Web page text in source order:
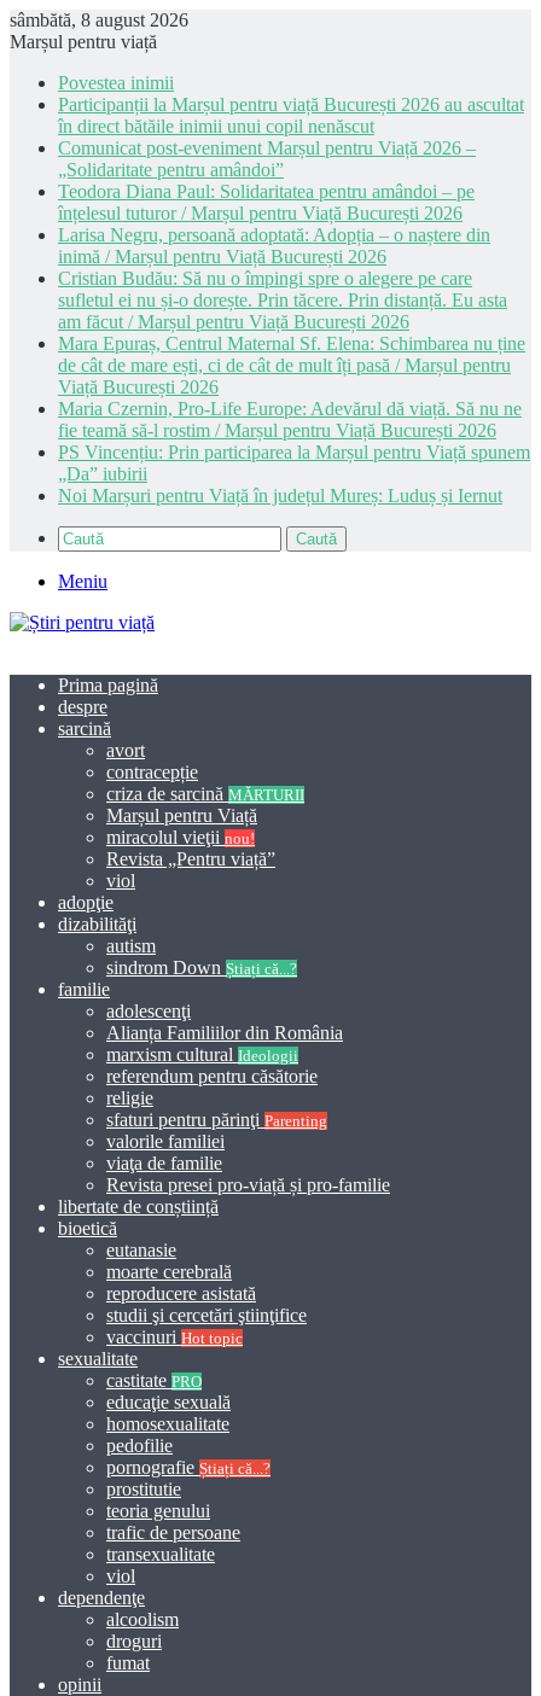
sâmbătă, 8 august 2026
Marșul pentru viață
Povestea inimii
Participanții la Marșul pentru viață București 2026 au ascultat
în direct bătăile inimii unui copil nenăscut
Comunicat post-eveniment Marșul pentru Viață 2026 –
„Solidaritate pentru amândoi”
Teodora Diana Paul: Solidaritatea pentru amândoi – pe
înțelesul tuturor / Marșul pentru Viață București 2026
Larisa Negru, persoană adoptată: Adopția – o naștere din
inimă / Marșul pentru Viață București 2026
Cristian Budău: Să nu o împingi spre o alegere pe care
sufletul ei nu și-o dorește. Prin tăcere. Prin distanță. Eu asta
am făcut / Marșul pentru Viață București 2026
Mara Epuraș, Centrul Maternal Sf. Elena: Schimbarea nu ține
de cât de mare ești, ci de cât de mult îți pasă / Marșul pentru
Viață București 2026
Maria Czernin, Pro-Life Europe: Adevărul dă viață. Să nu ne
fie teamă să-l rostim / Marșul pentru Viață București 2026
PS Vincențiu: Prin participarea la Marșul pentru Viață spunem
„Da” iubirii
Noi Marșuri pentru Viață în județul Mureș: Luduș și Iernut
Caută
Meniu
Prima pagină
despre
sarcină
avort
contracepție
criza de sarcină MĂRTURII
Marșul pentru Viață
miracolul vieţii nou!
Revista „Pentru viață”
viol
adopţie
dizabilităţi
autism
sindrom Down Știați că...?
familie
adolescenţi
Alianța Familiilor din România
marxism cultural Ideologii
referendum pentru căsătorie
religie
sfaturi pentru părinţi Parenting
valorile familiei
viaţa de familie
Revista presei pro-viață și pro-familie
libertate de conștiință
bioetică
eutanasie
moarte cerebrală
reproducere asistată
studii şi cercetări ştiinţifice
vaccinuri Hot topic
sexualitate
castitate PRO
educaţie sexuală
homosexualitate
pedofilie
pornografie Știați că...?
prostitutie
teoria genului
trafic de persoane
transexualitate
viol
dependenţe
alcoolism
droguri
fumat
opinii